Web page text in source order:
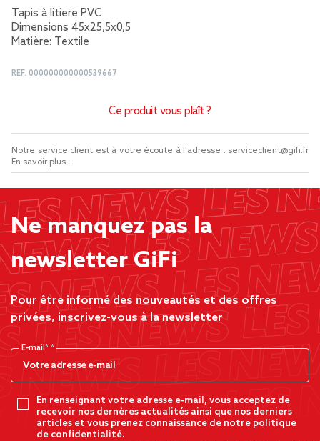
Tapis à litiere PVC
Dimensions 45x25,5x0,5
Matière: Textile
REF. 000000000000539667
Ce produit vous plaît ?
Notre service client est à votre écoute à l'adresse : serviceclient@gifi.fr
En savoir plus...
Ne manquez pas la
newsletter GiFi
Pour être informé des nouveautés et des offres
privées, inscrivez-vous à la newsletter
E-mail*
En renseignant votre adresse e-mail, vous acceptez de
recevoir nos dernères actualités ainsi que nos derniers
articles et vous prenez connaissance de notre politique
de confidentialité.